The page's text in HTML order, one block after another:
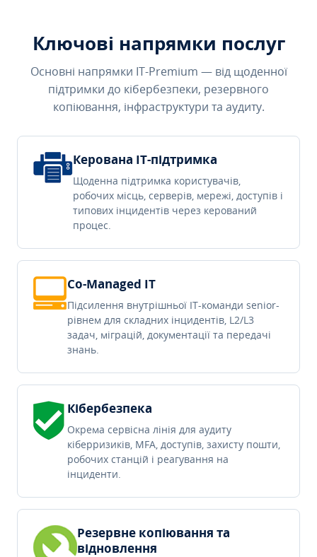
Ключові напрямки послуг
Основні напрямки IT-Premium — від щоденної
підтримки до кібербезпеки, резервного
копіювання, інфраструктури та аудиту.
Керована IT-підтримка
Щоденна підтримка користувачів,
робочих місць, серверів, мережі, доступів і
типових інцидентів через керований
процес.
Co-Managed IT
Підсилення внутрішньої IT-команди senior-
рівнем для складних інцидентів, L2/L3
задач, міграцій, документації та передачі
знань.
Кібербезпека
Окрема сервісна лінія для аудиту
кіберризиків, MFA, доступів, захисту пошти,
робочих станцій і реагування на
інциденти.
Резервне копіювання та
відновлення